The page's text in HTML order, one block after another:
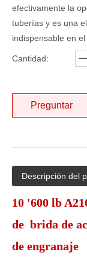
efectivamente la
tuberías y es una
indispensable en
Cantidad:
Preguntar
Descripción del
10 '600 lb
de brida de
de engranaje